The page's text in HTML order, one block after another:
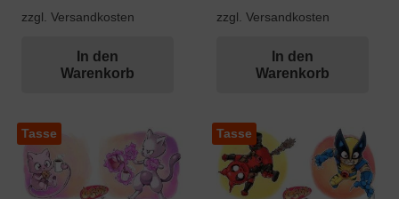
zzgl. Versandkosten
In den
Warenkorb
zzgl. Versandkosten
In den
Warenkorb
Tasse Tasse